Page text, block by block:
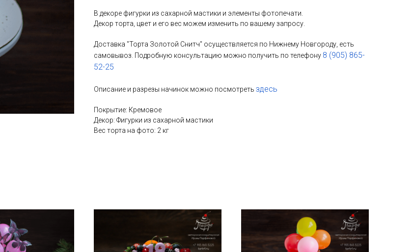
В декоре фигурки из сахарной мастики и элементы фотопечати.
Декор торта, цвет и его вес можем изменить по вашему запросу.
Доставка "Торта Золотой Снитч" осуществляется по Нижнему Новгороду, есть
самовывоз. Подробную консультацию можно получить по телефону 8 (905) 865-
52-25
Описание и разрезы начинок можно посмотреть здесь
Покрытие: Кремовое
Декор: Фигурки из сахарной мастики
Вес торта на фото: 2 кг